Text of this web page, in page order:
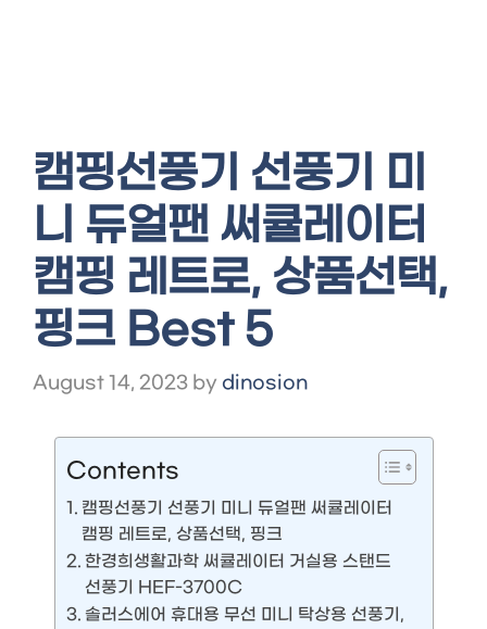
캠핑선풍기 선풍기 미
니 듀얼팬 써큘레이터
캠핑 레트로, 상품선택,
핑크 Best 5
August 14, 2023 by dinosion
Contents
캠핑선풍기 선풍기 미니 듀얼팬 써큘레이터
캠핑 레트로, 상품선택, 핑크
한경희생활과학 써큘레이터 거실용 스탠드
선풍기 HEF-3700C
솔러스에어 휴대용 무선 미니 탁상용 선풍기,